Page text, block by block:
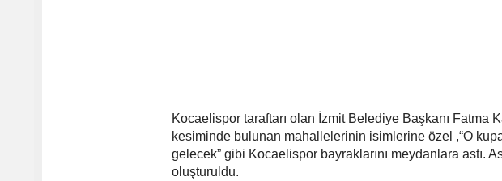
Kocaelispor taraftarı olan İzmit Belediye Başkanı Fatma
kesiminde bulunan mahallelerinin isimlerine özel ,“O
gelecek” gibi Kocaelispor bayraklarını meydanlara astı.
oluşturuldu.